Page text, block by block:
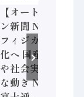
【オートメーショ
ン新聞 No.453】
フィジカルAI本格
化へ 国産AI開発
や社会実装に活発
な動き Noetra、